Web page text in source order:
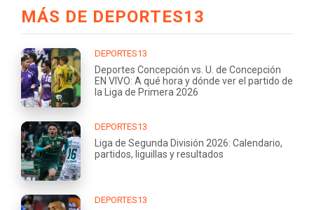
MÁS DE DEPORTES13
DEPORTES13
Deportes Concepción vs. U. de Concepción
EN VIVO: A qué hora y dónde ver el partido de
la Liga de Primera 2026
DEPORTES13
Liga de Segunda División 2026: Calendario,
partidos, liguillas y resultados
DEPORTES13